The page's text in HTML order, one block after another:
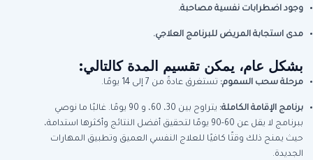
وجود اضطرابات نفسية مصاحبة.
مدى استجابة المريض للبرنامج العلاجي.
بشكل عام، يمكن تقسيم المدة كالتالي:
مرحلة سحب السموم: تستغرق عادةً من 7 إلى 14 يومًا.
برنامج الإقامة الكاملة:
يتراوح بين 30، 60، و 90 يومًا. غالبًا ما نوصي
ببرنامج لا يقل عن 60-90 يومًا لتحقيق أفضل النتائج وأكثرها استدامة،
حيث يمنح ذلك وقتًا كافيًا للعلاج النفسي العميق وتطبيق المهارات
الجديدة.